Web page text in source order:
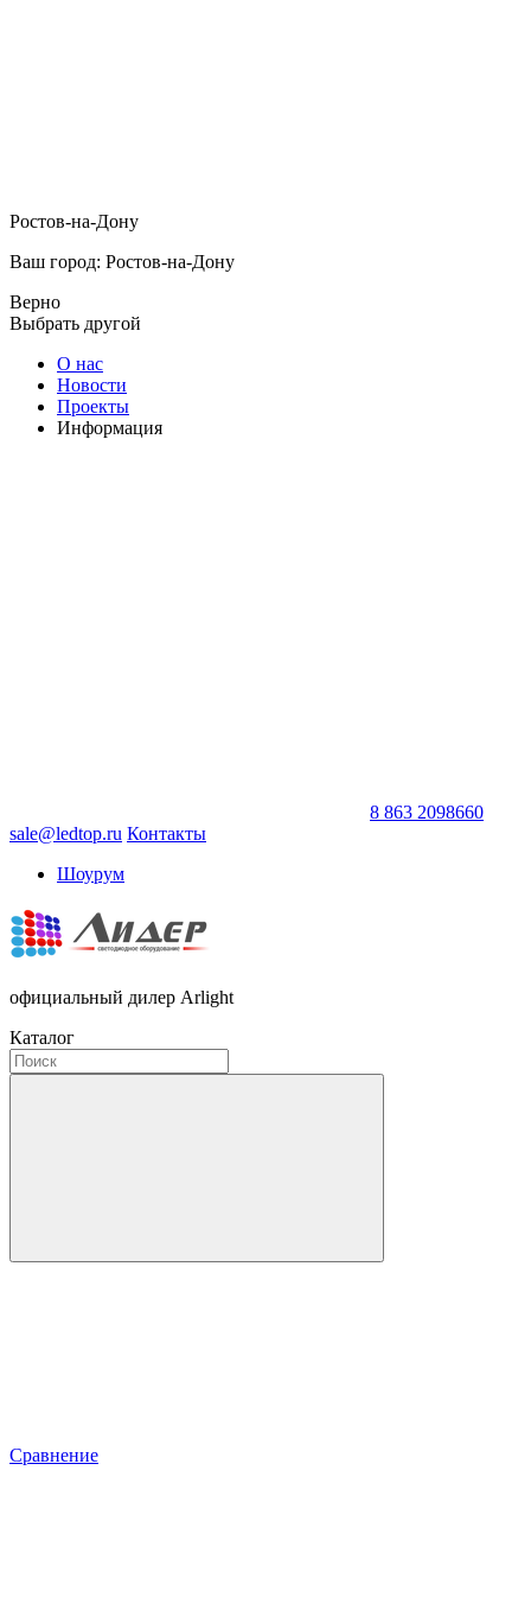
Ростов-на-Дону
Ваш город: Ростов-на-Дону
Верно
Выбрать другой
О нас
Новости
Проекты
Информация
8 863 2098660
sale@ledtop.ru Контакты
Шоурум
официальный дилер Arlight
Каталог
Сравнение